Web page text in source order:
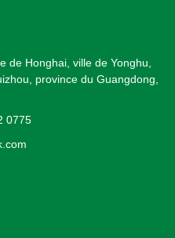
de Honghai, ville de Yonghu,
province du Guangdong,
0775